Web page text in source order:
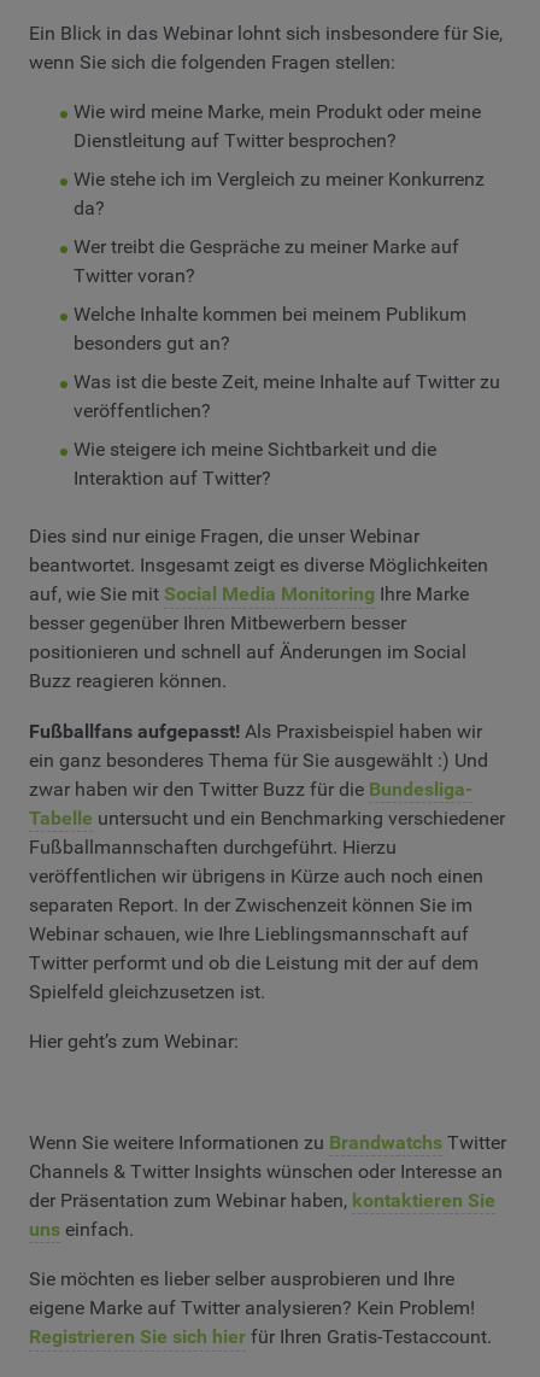
Ein Blick in das Webinar lohnt sich insbesondere für Sie,
wenn Sie sich die folgenden Fragen stellen:
Wie wird meine Marke, mein Produkt oder meine
Dienstleitung auf Twitter besprochen?
Wie stehe ich im Vergleich zu meiner Konkurrenz
da?
Wer treibt die Gespräche zu meiner Marke auf
Twitter voran?
Welche Inhalte kommen bei meinem Publikum
besonders gut an?
Was ist die beste Zeit, meine Inhalte auf Twitter zu
veröffentlichen?
Wie steigere ich meine Sichtbarkeit und die
Interaktion auf Twitter?
Dies sind nur einige Fragen, die unser Webinar
beantwortet. Insgesamt zeigt es diverse Möglichkeiten
auf, wie Sie mit Social Media Monitoring Ihre Marke
besser gegenüber Ihren Mitbewerbern besser
positionieren und schnell auf Änderungen im Social
Buzz reagieren können.
Fußballfans aufgepasst! Als Praxisbeispiel haben wir
ein ganz besonderes Thema für Sie ausgewählt :) Und
zwar haben wir den Twitter Buzz für die Bundesliga-
Tabelle untersucht und ein Benchmarking verschiedener
Fußballmannschaften durchgeführt. Hierzu
veröffentlichen wir übrigens in Kürze auch noch einen
separaten Report. In der Zwischenzeit können Sie im
Webinar schauen, wie Ihre Lieblingsmannschaft auf
Twitter performt und ob die Leistung mit der auf dem
Spielfeld gleichzusetzen ist.
Hier geht’s zum Webinar:
Wenn Sie weitere Informationen zu Brandwatchs Twitter
Channels & Twitter Insights wünschen oder Interesse an
der Präsentation zum Webinar haben, kontaktieren Sie
uns einfach.
Sie möchten es lieber selber ausprobieren und Ihre
eigene Marke auf Twitter analysieren? Kein Problem!
Registrieren Sie sich hier für Ihren Gratis-Testaccount.